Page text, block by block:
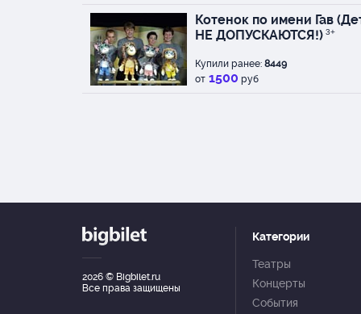
Котенок по имени Гав
НЕ ДОПУСКАЮТСЯ!) 3+
Купили ранее: 8449
от 1500 руб
2026 © Bigbilet.ru
Все права защищены
Категории
Театры
Концерты
События